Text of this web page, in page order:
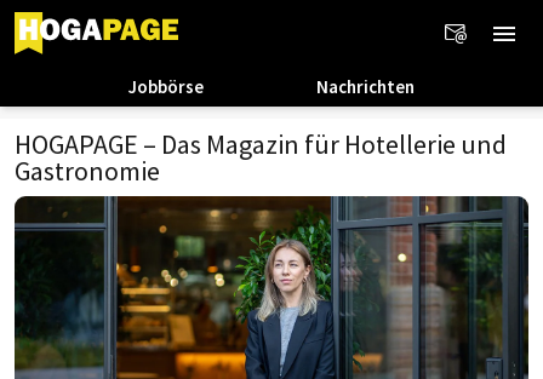
Jobbörse Nachrichten
HOGAPAGE – Das Magazin für Hotellerie und
Gastronomie